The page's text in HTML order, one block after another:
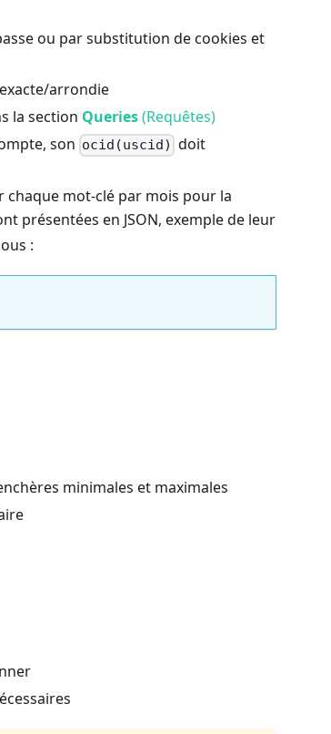
ou par substitution de cookies et
arrondie
la section Queries(Requêtes)
son ocid(uscid) doit
chaque mot-clé par mois pour la
présentées en JSON, exemple de leur
:
minimales et maximales